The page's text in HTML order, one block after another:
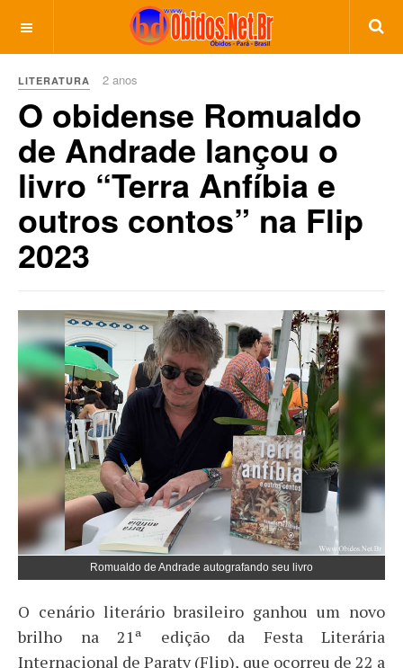
LITERATURA 2 anos
O obidense Romualdo
de Andrade lançou o
livro “Terra Anfíbia e
outros contos” na Flip
2023
Romualdo de Andrade autografando seu livro
O cenário literário brasileiro ganhou um novo
brilho na 21ª edição da Festa Literária
Internacional de Paraty (Flip), que ocorreu de 22 a